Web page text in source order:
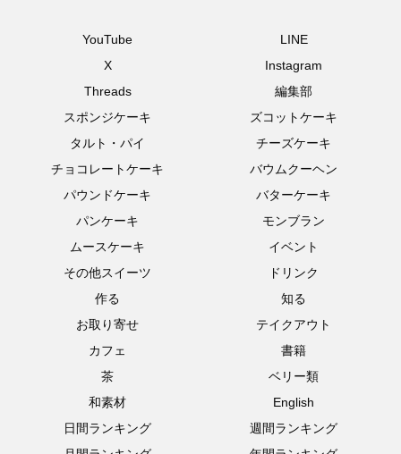
YouTube
LINE
X
Instagram
Threads
編集部
スポンジケーキ
ズコットケーキ
タルト・パイ
チーズケーキ
チョコレートケーキ
バウムクーヘン
パウンドケーキ
バターケーキ
パンケーキ
モンブラン
ムースケーキ
イベント
その他スイーツ
ドリンク
作る
知る
お取り寄せ
テイクアウト
カフェ
書籍
茶
ベリー類
和素材
English
日間ランキング
週間ランキング